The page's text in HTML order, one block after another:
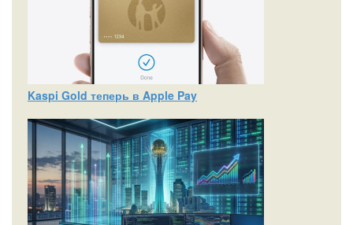
Kaspi Gold теперь в Apple Pay